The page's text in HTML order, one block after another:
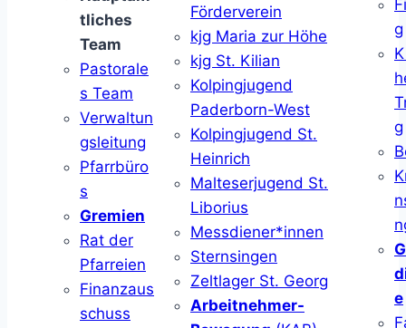
tliches
Team
Pastorale
s Team
Verwaltun
gsleitung
Pfarrbüro
s
Gremien
Rat der
Pfarreien
Finanzaus
schuss
Förderverein
kjg Maria zur Höhe
kjg St. Kilian
Kolpingjugend
Paderborn-West
Kolpingjugend St.
Heinrich
Malteserjugend St.
Liborius
Messdiener*innen
Sternsingen
Zeltlager St. Georg
Arbeitnehmer-
g
g
e